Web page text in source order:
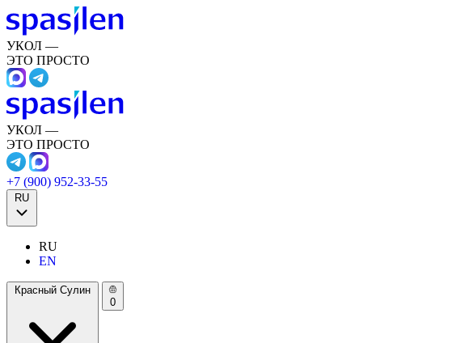
УКОЛ —
ЭТО ПРОСТО
УКОЛ —
ЭТО ПРОСТО
+7 (900) 952-33-55
RU
RU
EN
Красный Сулин
0